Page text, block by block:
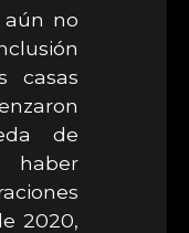
aún no
casas
de
haber
2020,